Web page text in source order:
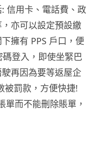
信用卡、電話費、政
亦可以設定預設繳
擁有 PPS 戶口，便
登入，即使坐緊巴
再因為要等返屋企
被罰款，方便快捷!
而不能刪除賬單，